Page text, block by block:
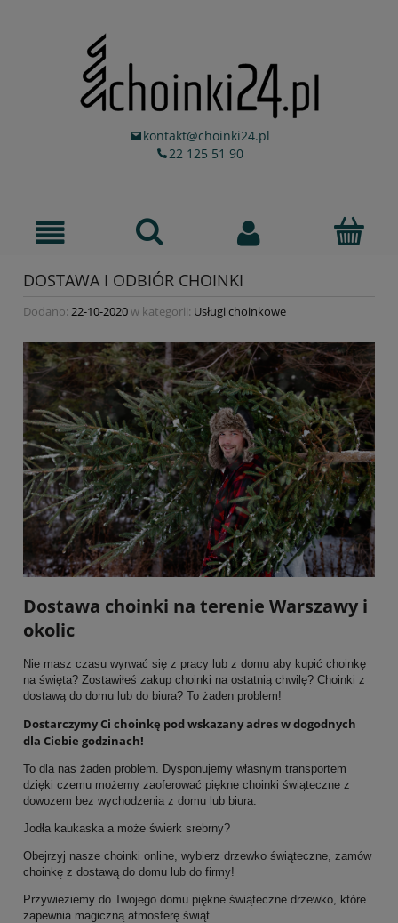
kontakt@choinki24.pl
22 125 51 90
DOSTAWA I ODBIÓR CHOINKI
Dodano: 22-10-2020w kategorii: Usługi choinkowe
Dostawa choinki na terenie Warszawy i
okolic
Nie masz czasu wyrwać się z pracy lub z domu aby kupić choinkę
na święta? Zostawiłeś zakup choinki na ostatnią chwilę? Choinki z
dostawą do domu lub do biura? To żaden problem!
Dostarczymy Ci choinkę pod wskazany adres w dogodnych
dla Ciebie godzinach!
To dla nas żaden problem. Dysponujemy własnym transportem
dzięki czemu możemy zaoferować piękne choinki świąteczne z
dowozem bez wychodzenia z domu lub biura.
Jodła kaukaska a może świerk srebrny?
Obejrzyj nasze choinki online, wybierz drzewko świąteczne, zamów
choinkę z dostawą do domu lub do firmy!
Przywieziemy do Twojego domu piękne świąteczne drzewko, które
zapewnia magiczną atmosferę świąt.